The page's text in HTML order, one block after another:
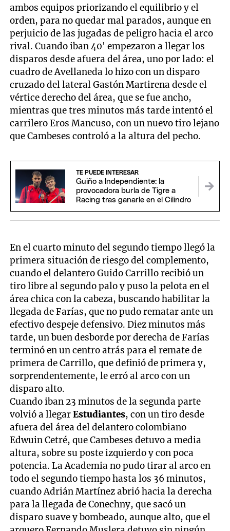
ambos equipos priorizando el equilibrio y el
orden, para no quedar mal parados, aunque en
perjuicio de las jugadas de peligro hacia el arco
rival. Cuando iban 40' empezaron a llegar los
disparos desde afuera del área, uno por lado: el
cuadro de Avellaneda lo hizo con un disparo
cruzado del lateral Gastón Martirena desde el
vértice derecho del área, que se fue ancho,
mientras que tres minutos más tarde intentó el
carrilero Eros Mancuso, con un nuevo tiro lejano
que Cambeses controló a la altura del pecho.
TE PUEDE INTERESAR
Guiño a Independiente: la
provocadora burla de Tigre a
Racing tras ganarle en el Cilindro
En el cuarto minuto del segundo tiempo llegó la
primera situación de riesgo del complemento,
cuando el delantero Guido Carrillo recibió un
tiro libre al segundo palo y puso la pelota en el
área chica con la cabeza, buscando habilitar la
llegada de Farías, que no pudo rematar ante un
efectivo despeje defensivo. Diez minutos más
tarde, un buen desborde por derecha de Farías
terminó en un centro atrás para el remate de
primera de Carrillo, que definió de primera y,
sorprendentemente, le erró al arco con un
disparo alto.
Cuando iban 23 minutos de la segunda parte
volvió a llegarEstudiantes, con un tiro desde
afuera del área del delantero colombiano
Edwuin Cetré, que Cambeses detuvo a media
altura, sobre su poste izquierdo y con poca
potencia. La Academia no pudo tirar al arco en
todo el segundo tiempo hasta los 36 minutos,
cuando Adrián Martínez abrió hacia la derecha
para la llegada de Conechny, que sacó un
disparo suave y bombeado, aunque alto, que el